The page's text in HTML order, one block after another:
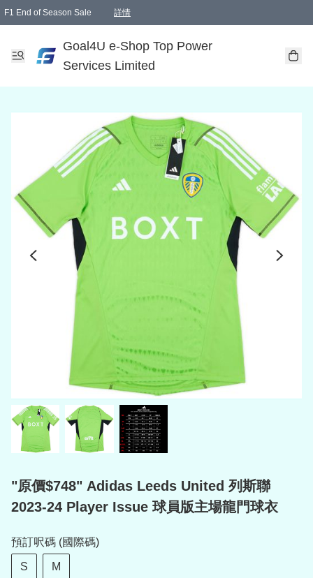
F1 End of Season Sale 詳情
Goal4U e-Shop Top Power
Services Limited
"原價$748" Adidas Leeds United 列斯聯
2023-24 Player Issue 球員版主場龍門球衣
預訂呎碼 (國際碼)
S M